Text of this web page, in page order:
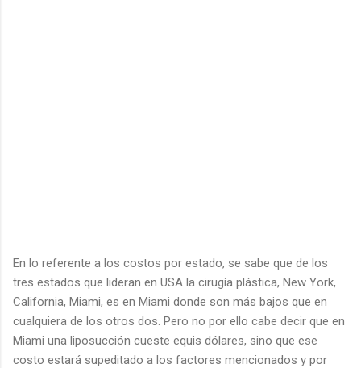
En lo referente a los costos por estado, se sabe que de los
tres estados que lideran en USA la cirugía plástica, New York,
California, Miami, es en Miami donde son más bajos que en
cualquiera de los otros dos. Pero no por ello cabe decir que en
Miami una liposucción cueste equis dólares, sino que ese
costo estará supeditado a los factores mencionados y por